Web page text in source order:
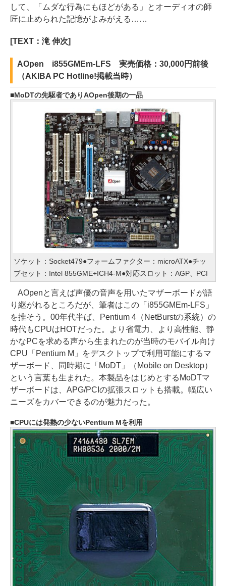
して、「ムダな行為にもほどがある」とオーディオの師
匠に止められた記憶がよみがえる……
[TEXT：滝 伸次]
AOpen i855GMEm-LFS 実売価格：30,000円前後
（AKIBA PC Hotline!掲載当時）
MoDTの先駆者でありAOpen後期の一品
ソケット：Socket479●フォームファクター：microATX●チッ
プセット：Intel 855GME+ICH4-M●対応スロット：AGP、PCI
AOpenと言えば声優の音声を用いたマザーボードが語
り継がれるところだが、筆者はこの「i855GMEm-LFS」
を推そう。00年代半ば、Pentium 4（NetBurstの系統）の
時代もCPUはHOTだった。より省電力、より高性能、静
かなPCを求める声から生まれたのが当時のモバイル向け
CPU「Pentium M」をデスクトップで利用可能にするマ
ザーボード、同時期に「MoDT」（Mobile on Desktop）
という言葉も生まれた。本製品をはじめとするMoDTマ
ザーボードは、APG/PCIの拡張スロットも搭載。幅広い
ニーズをカバーできるのが魅力だった。
CPUには発熱の少ないPentium Mを利用